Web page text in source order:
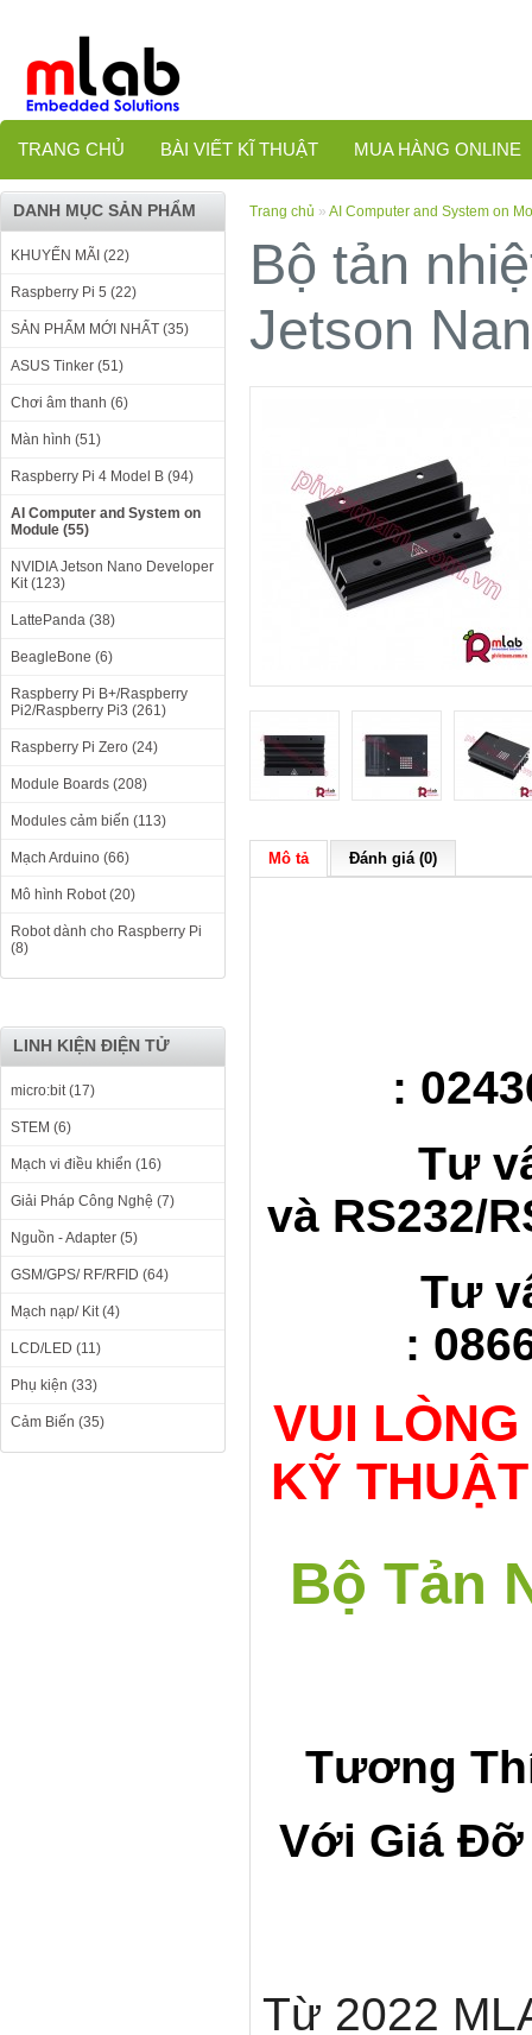
TRANG CHỦ BÀI VIẾT KĨ THUẬT MUA HÀNG ONLINE
DANH MỤC SẢN PHẨM
KHUYẾN MÃI (22)
Raspberry Pi 5 (22)
SẢN PHẨM MỚI NHẤT (35)
ASUS Tinker (51)
Chơi âm thanh (6)
Màn hình (51)
Raspberry Pi 4 Model B (94)
AI Computer and System on
Module (55)
NVIDIA Jetson Nano Developer
Kit (123)
LattePanda (38)
BeagleBone (6)
Raspberry Pi B+/Raspberry
Pi2/Raspberry Pi3 (261)
Raspberry Pi Zero (24)
Module Boards (208)
Modules cảm biến (113)
Mạch Arduino (66)
Mô hình Robot (20)
Robot dành cho Raspberry Pi
(8)
LINH KIỆN ĐIỆN TỬ
micro:bit (17)
STEM (6)
Mạch vi điều khiển (16)
Giải Pháp Công Nghệ (7)
Nguồn - Adapter (5)
GSM/GPS/ RF/RFID (64)
Mạch nạp/ Kit (4)
LCD/LED (11)
Phụ kiện (33)
Cảm Biến (35)
Trang chủ » AI Computer and System on
Bộ tản
Jetson
Mô tả Đánh giá (0)
:
Tư
và RS232/
Tư
:
VUI
KỸ
Bộ Tản
Tương
Với Giá Đỡ
Từ 2022